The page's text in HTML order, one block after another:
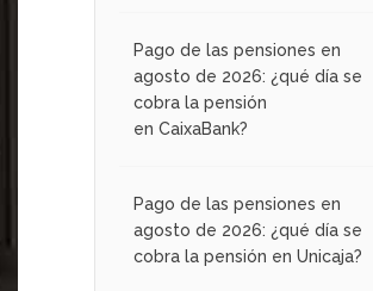
Pago de las pensiones en
agosto de 2026: ¿qué día se
cobra la pensión
en CaixaBank?
Pago de las pensiones en
agosto de 2026: ¿qué día se
cobra la pensión en Unicaja?